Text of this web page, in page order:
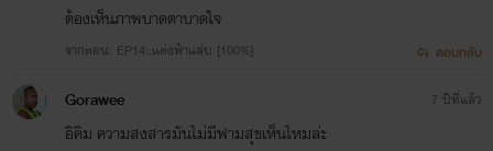
ต้องเห็นภาพบาดตาบาดใจ
จากตอน: EP14::แต่งฟ้าแล่บ [100%] ตอบกลับ
Gorawee
อิคิม ความสงสารมันไม่มีฟามสุขเห็นไหมล่ะ
7 ปีที่แล้ว